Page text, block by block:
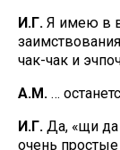
И.Г. Я имею в
чак-чак и
А.М. …
И.Г. Да, «щи да
очень